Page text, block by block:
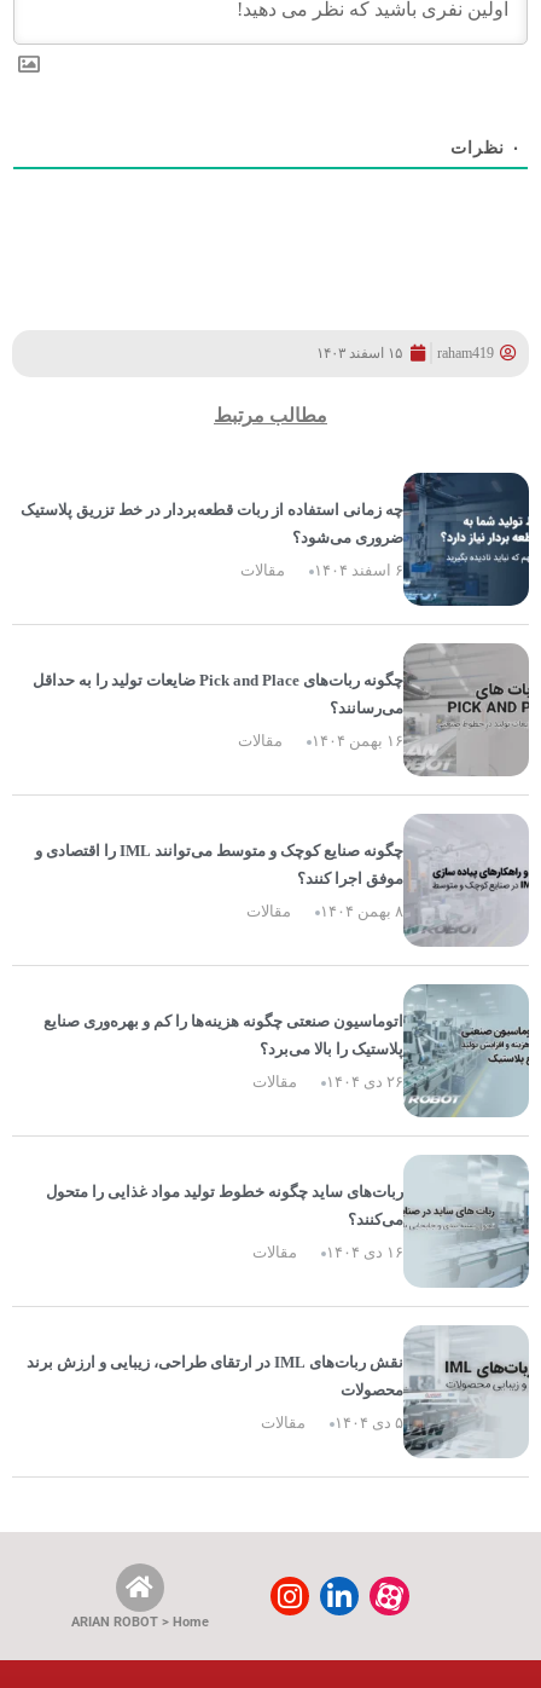
۰ نظرات
raham419 ۱۵ اسفند ۱۴۰۳
مطالب مرتبط
چه زمانی استفاده از ربات قطعه‌بردار در خط تزریق پلاستیک
ضروری می‌شود؟
۶ اسفند ۱۴۰۴
مقالات
چگونه ربات‌های Pick and Place ضایعات تولید را به حداقل
می‌رسانند؟
۱۶ بهمن ۱۴۰۴
مقالات
چگونه صنایع کوچک و متوسط می‌توانند IML را اقتصادی و
موفق اجرا کنند؟
۸ بهمن ۱۴۰۴
مقالات
اتوماسیون صنعتی چگونه هزینه‌ها را کم و بهره‌وری صنایع
پلاستیک را بالا می‌برد؟
۲۶ دی ۱۴۰۴
مقالات
ربات‌های ساید چگونه خطوط تولید مواد غذایی را متحول
می‌کنند؟
۱۶ دی ۱۴۰۴
مقالات
نقش ربات‌های IML در ارتقای طراحی، زیبایی و ارزش برند
محصولات
۵ دی ۱۴۰۴
مقالات
ARIAN ROBOT > Home